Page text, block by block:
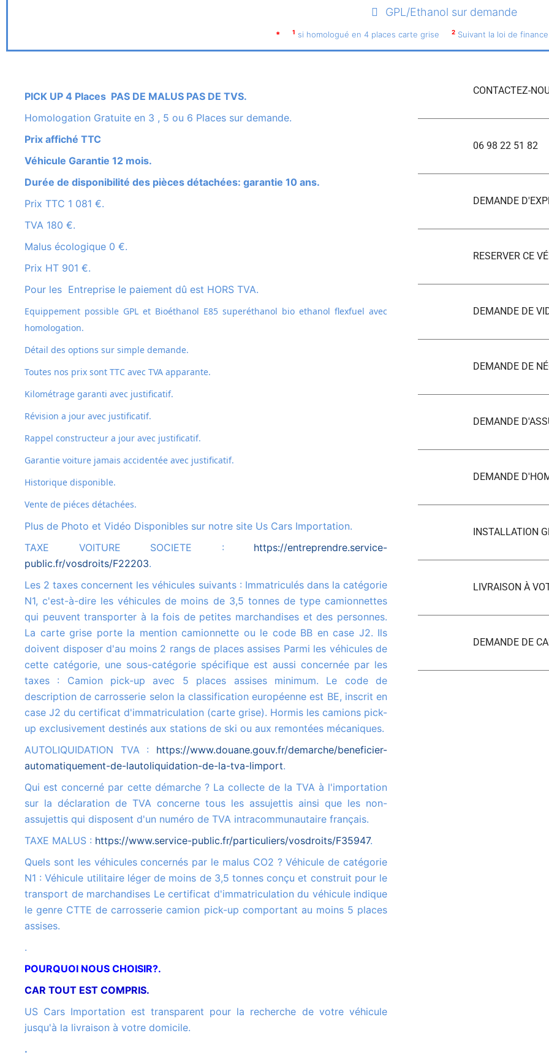
GPL/Ethanol sur demande
* 1 si homologué en 4 places carte grise 2 Suivant la loi de finance
PICK UP 4 Places PAS DE MALUS PAS DE TVS.
Homologation Gratuite en 3 , 5 ou 6 Places sur demande.
Prix affiché TTC
Véhicule Garantie 12 mois.
Durée de disponibilité des pièces détachées: garantie 10 ans.
Prix TTC 1 081 €.
TVA 180 €.
Malus écologique 0 €.
Prix HT 901 €.
Pour les Entreprise le paiement dû est HORS TVA.
Equippement possible GPL et Bioéthanol E85 superéthanol bio ethanol flexfuel avec
homologation.
Détail des options sur simple demande.
Toutes nos prix sont TTC avec TVA apparante.
Kilométrage garanti avec justificatif.
Révision a jour avec justificatif.
Rappel constructeur a jour avec justificatif.
Garantie voiture jamais accidentée avec justificatif.
Historique disponible.
Vente de piéces détachées.
Plus de Photo et Vidéo Disponibles sur notre site Us Cars Importation.
TAXE VOITURE SOCIETE : https://entreprendre.service-
public.fr/vosdroits/F22203.
Les 2 taxes concernent les véhicules suivants : Immatriculés dans la catégorie
N1, c'est-à-dire les véhicules de moins de 3,5 tonnes de type camionnettes
qui peuvent transporter à la fois de petites marchandises et des personnes.
La carte grise porte la mention camionnette ou le code BB en case J2. Ils
doivent disposer d'au moins 2 rangs de places assises Parmi les véhicules de
cette catégorie, une sous-catégorie spécifique est aussi concernée par les
taxes : Camion pick-up avec 5 places assises minimum. Le code de
description de carrosserie selon la classification européenne est BE, inscrit en
case J2 du certificat d'immatriculation (carte grise). Hormis les camions pick-
up exclusivement destinés aux stations de ski ou aux remontées mécaniques.
AUTOLIQUIDATION TVA : https://www.douane.gouv.fr/demarche/beneficier-
automatiquement-de-lautoliquidation-de-la-tva-limport.
Qui est concerné par cette démarche ? La collecte de la TVA à l'importation
sur la déclaration de TVA concerne tous les assujettis ainsi que les non-
assujettis qui disposent d'un numéro de TVA intracommunautaire français.
TAXE MALUS : https://www.service-public.fr/particuliers/vosdroits/F35947.
Quels sont les véhicules concernés par le malus CO2 ? Véhicule de catégorie
N1 : Véhicule utilitaire léger de moins de 3,5 tonnes conçu et construit pour le
transport de marchandises Le certificat d'immatriculation du véhicule indique
le genre CTTE de carrosserie camion pick-up comportant au moins 5 places
assises.
.
POURQUOI NOUS CHOISIR?.
CAR TOUT EST COMPRIS.
US Cars Importation est transparent pour la recherche de votre véhicule
jusqu'à la livraison à votre domicile.
.
CONTACTEZ-
06 98 22 51 82
DEMANDE
RESERVER CE
DEMANDE DE
DEMANDE DE
DEMANDE
DEMANDE
INSTALLATION
LIVRAISON À
DEMANDE DE